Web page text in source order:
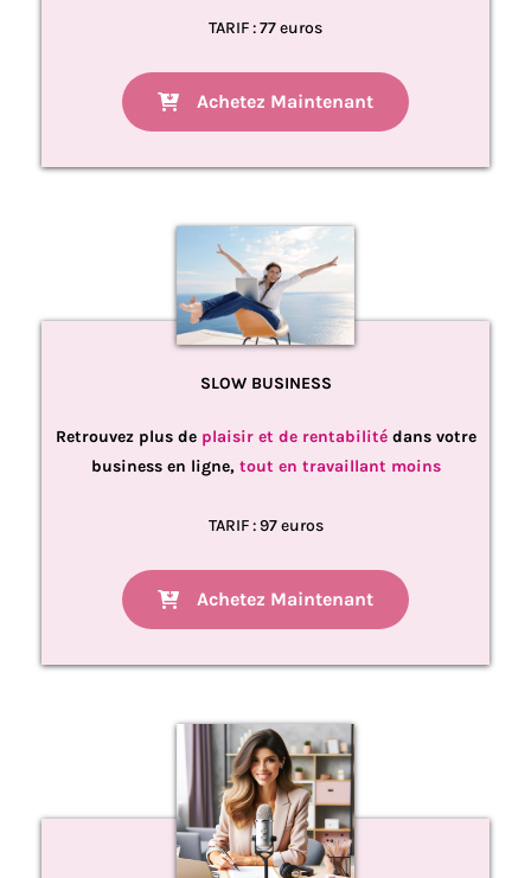
TARIF : 77 euros
Achetez Maintenant
SLOW BUSINESS
Retrouvez plus de plaisir et de rentabilitédans votre
business en ligne, tout en travaillant moins
TARIF : 97 euros
Achetez Maintenant